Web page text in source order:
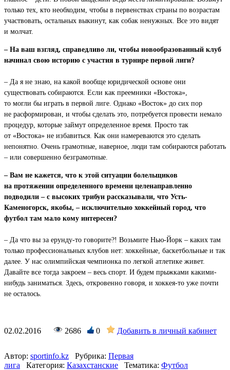
только тех, кто необходим, чтобы в первенствах страны по возрастам
участвовать, остальных выкинут, как собак ненужных. Все это видят
и молчат.
– На ваш взгляд, справедливо ли, чтобы новообразованный клуб
начинал свою историю с участия в турнире первой лиги?
– Да я не знаю, на какой вообще юридической основе они
существовать собираются. Если как преемники «Востока»,
то могли бы играть в первой лиге. Однако «Восток» до сих пор
не расформирован, и чтобы сделать это, потребуется провести немало
процедур, которые займут определенное время. Просто так
от «Востока» не избавиться. Как они намереваются это сделать
непонятно. Очень грамотные, наверное, люди там собираются работать
– или совершенно безграмотные.
– Вам не кажется, что к этой ситуации болельщиков
на протяжении определенного времени целенаправленно
подводили – с высоких трибун рассказывали, что Усть-
Каменогорск, якобы, – исключительно хоккейный город, что
футбол там мало кому интересен?
– Да что вы за ерунду-то говорите?! Возьмите Нью-Йорк – каких там
только профессиональных клубов нет: хоккейные, баскетбольные и так
далее. У нас олимпийская чемпионка по легкой атлетике живет.
Давайте все тогда закроем – весь спорт. И будем прыжками какими-
нибудь заниматься. Здесь, откровенно говоря, и хоккея-то уже почти
не осталось.
02.02.2016 2686 0 Добавить в личный кабинет
Автор: sportinfo.kz Рубрика: Первая
лига
Категория: Казахстанские Тематика: Футбол